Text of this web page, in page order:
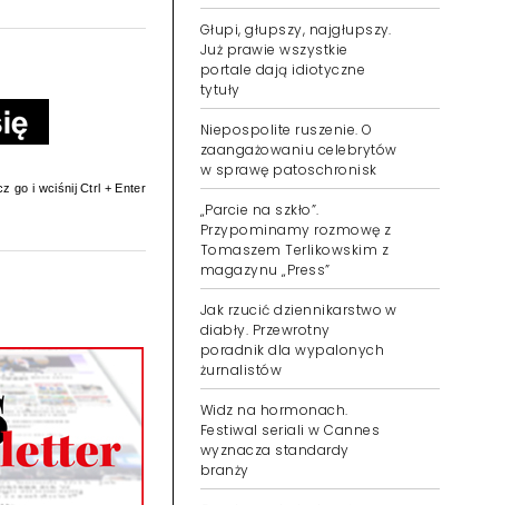
go i wciśnij Ctrl + Enter
Głupi, głupszy, najgłupszy.
Już prawie wszystkie
portale dają idiotyczne
tytuły
Niepospolite ruszenie. O
zaangażowaniu celebrytów
w sprawę patoschronisk
„Parcie na szkło”.
Przypominamy rozmowę z
Tomaszem Terlikowskim z
magazynu „Press”
Jak rzucić dziennikarstwo w
diabły. Przewrotny
poradnik dla wypalonych
żurnalistów
Widz na hormonach.
Festiwal seriali w Cannes
wyznacza standardy
branży